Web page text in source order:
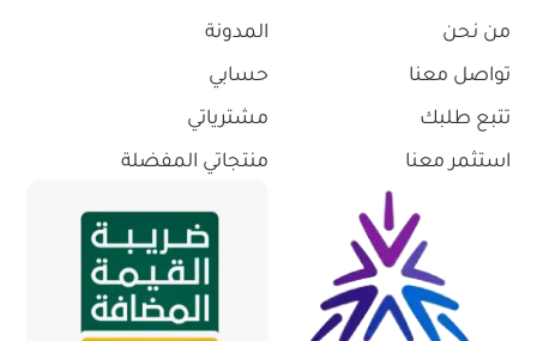
من نحن
تواصل معنا
تتبع طلبك
استثمر معنا
المدونة
حسابي
مشترياتي
منتجاتي المفضلة